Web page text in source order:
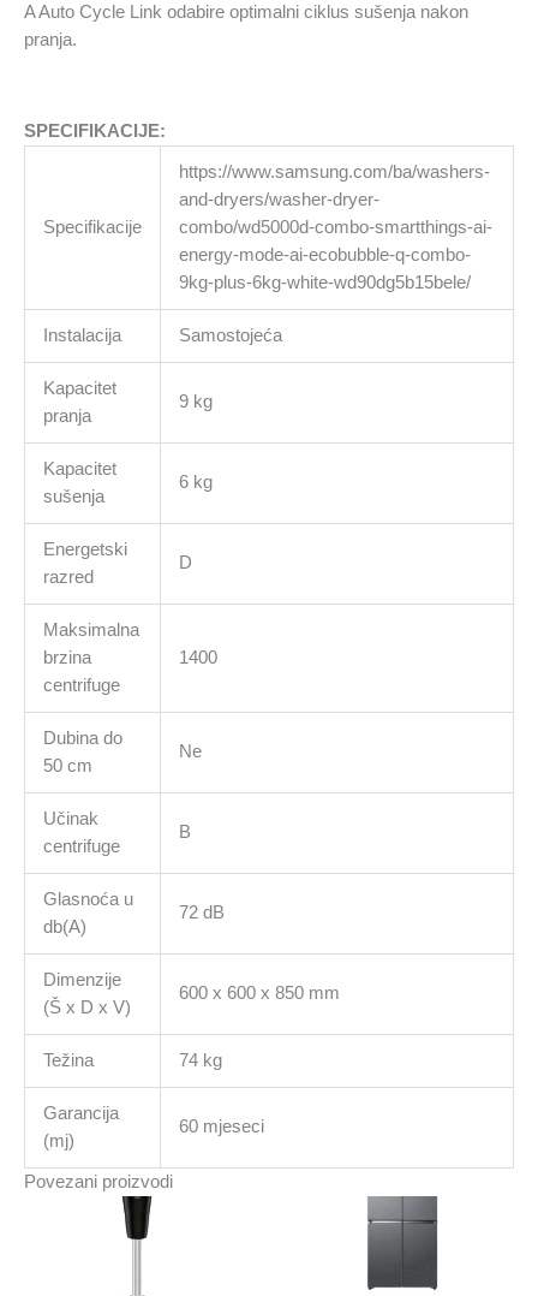
A Auto Cycle Link odabire optimalni ciklus sušenja nakon
pranja.
SPECIFIKACIJE:
Specifikacije
https://www.samsung.com/ba/washers-
and-dryers/washer-dryer-
combo/wd5000d-combo-smartthings-ai-
energy-mode-ai-ecobubble-q-combo-
9kg-plus-6kg-white-wd90dg5b15bele/
Instalacija Samostojeća
Kapacitet
pranja
9 kg
Kapacitet
sušenja
6 kg
Energetski
razred
D
Maksimalna
brzina
centrifuge
1400
Dubina do
50 cm
Ne
Učinak
centrifuge
B
Glasnoća u
db(A)
72 dB
Dimenzije
(Š x D x V)
600 x 600 x 850 mm
Težina 74 kg
Garancija
(mj)
60 mjeseci
Povezani proizvodi